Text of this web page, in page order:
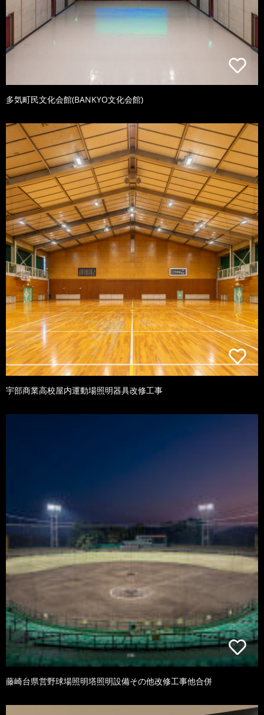
多気町民文化会館(BANKYO文化会館)
宇部商業高校屋内運動場照明器具改修工事
藤崎台県営野球場照明塔照明設備その他改修工事他合併